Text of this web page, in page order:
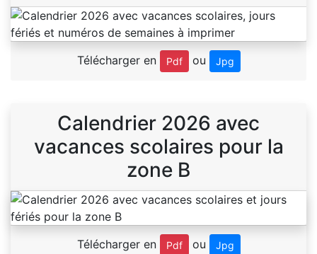
Télécharger en Pdf ou Jpg
Calendrier 2026 avec
vacances scolaires pour la
zone B
Télécharger en Pdf ou Jpg